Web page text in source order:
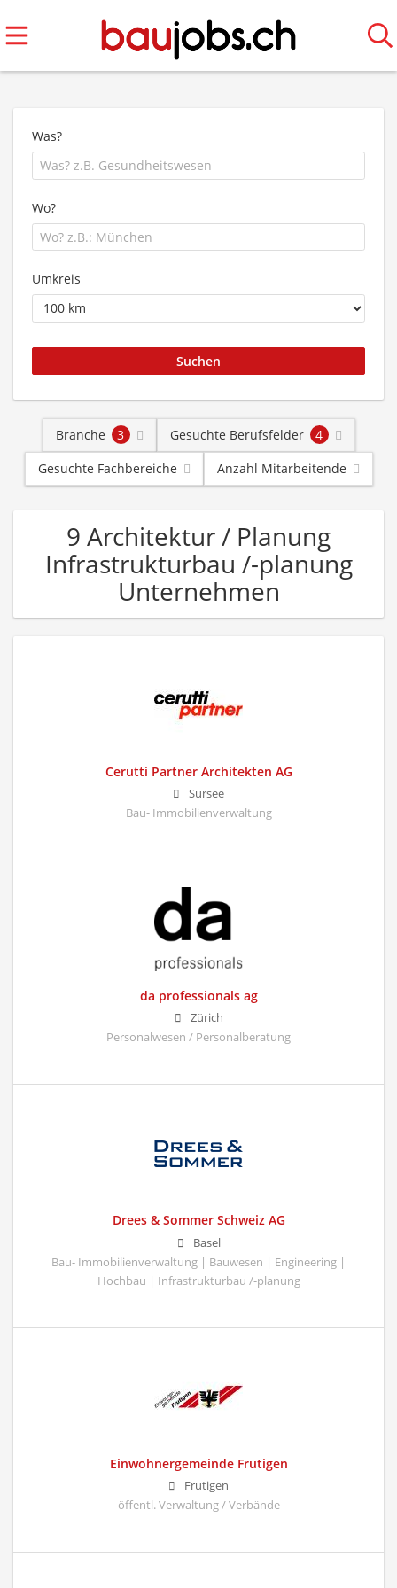
Was?
Wo?
Umkreis
Branche 3 Gesuchte Berufsfelder
4
Gesuchte Fachbereiche
Anzahl Mitarbeitende
9 Architektur / Planung
Infrastrukturbau /-planung
Unternehmen
Cerutti Partner Architekten AG
Sursee
Bau- Immobilienverwaltung
da professionals ag
Zürich
Personalwesen / Personalberatung
Drees & Sommer Schweiz AG
Basel
Bau- Immobilienverwaltung | Bauwesen | Engineering |
Hochbau | Infrastrukturbau /-planung
Einwohnergemeinde Frutigen
Frutigen
öffentl. Verwaltung / Verbände